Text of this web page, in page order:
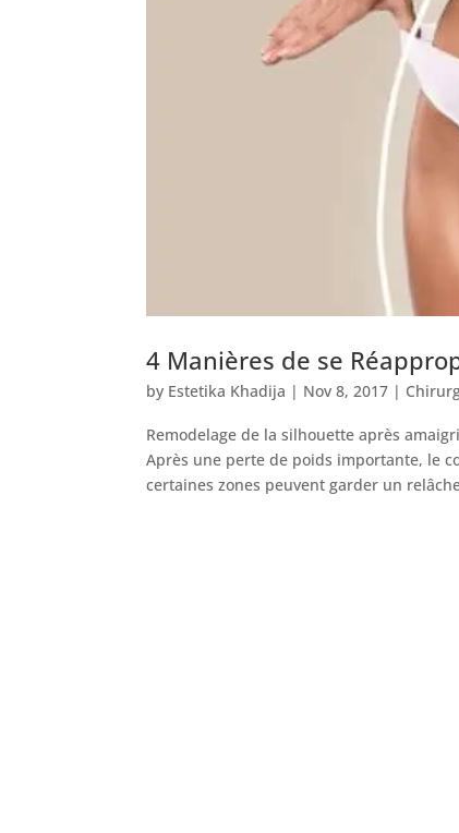
4 Manières de se
by Estetika Khadija | Nov 8, 2017 |
Remodelage de la silhouette après
Après une perte de poids importante, le
certaines zones peuvent garder un